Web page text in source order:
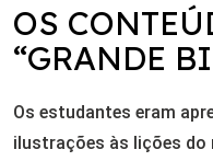
OS
“GRANDE
Os estudantes eram
ilustrações às lições do